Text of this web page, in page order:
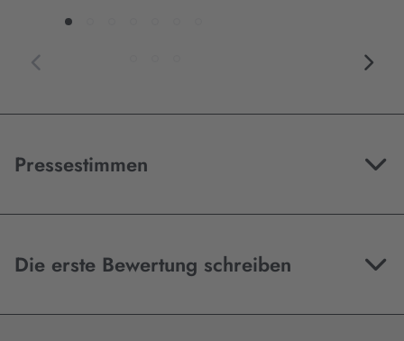
Pressestimmen
Die erste Bewertung schreiben